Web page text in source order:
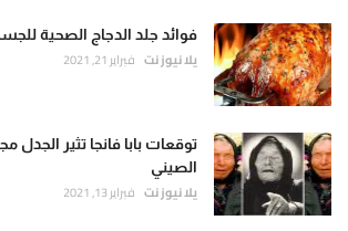
فوائد جلد الدجاج الصحية
يلا نيوز نت فبراير 21, 2021
توقعات بابا فانجا تثير الجدل
الصيني
يلا نيوز نت فبراير 13, 2021